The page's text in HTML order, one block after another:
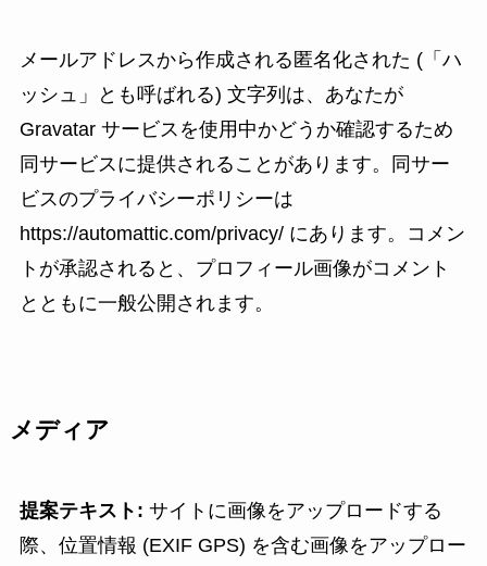
メールアドレスから作成される匿名化された (「ハ
ッシュ」とも呼ばれる) 文字列は、あなたが
Gravatar サービスを使用中かどうか確認するため
同サービスに提供されることがあります。同サー
ビスのプライバシーポリシーは
https://automattic.com/privacy/ にあります。コメン
トが承認されると、プロフィール画像がコメント
とともに一般公開されます。
メディア
提案テキスト: サイトに画像をアップロードする
際、位置情報 (EXIF GPS) を含む画像をアップロー